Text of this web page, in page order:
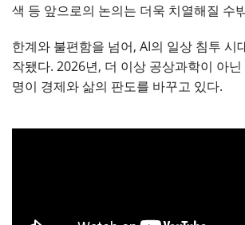
색 등 앞으로의 논의는 더욱 치열해질 수
한계와 불편함을 넘어, AI의 일상 침투 시
작됐다. 2026년, 더 이상 공상과학이 아닌
명이 경제와 삶의 판도를 바꾸고 있다.